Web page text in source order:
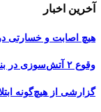
آخرین اخبار
هیچ اصابت و خسارتی
وقوع ۲ آتش‌سوزی در بندرعباس؛ ۲ نفر مصدوم...
گزارشی از هیچ‌گونه